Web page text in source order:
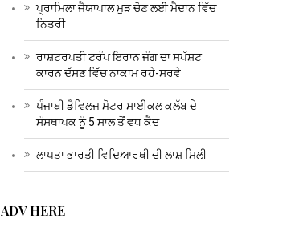
ਪ੍ਰਾਮਿਲਾ ਜੈਯਾਪਾਲ ਮੁੜ ਚੋਣ ਲਈ ਮੈਦਾਨ ਵਿੱਚ
ਨਿਤਰੀ
ਰਾਸ਼ਟਰਪਤੀ ਟਰੰਪ ਇਰਾਨ ਜੰਗ ਦਾ ਸਪੱਸ਼ਟ
ਕਾਰਨ ਦੱਸਣ ਵਿੱਚ ਨਾਕਾਮ ਰਹੇ-ਸਰਵੇ
ਪੰਜਾਬੀ ਡੈਵਿਲਜ ਮੋਟਰ ਸਾਈਕਲ ਕਲੱਬ ਦੇ
ਸੰਸਥਾਪਕ ਨੂੰ 5 ਸਾਲ ਤੋਂ ਵਧ ਕੈਦ
ਲਾਪਤਾ ਭਾਰਤੀ ਵਿਦਿਆਰਥੀ ਦੀ ਲਾਸ਼ ਮਿਲੀ
ADV HERE